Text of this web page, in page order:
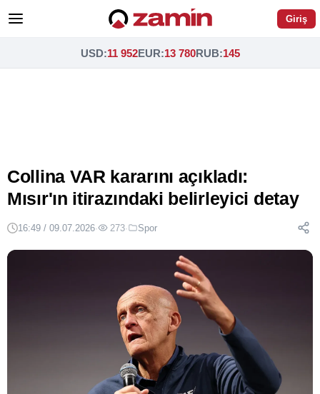
Giriş
USD:11 952EUR:13 780RUB:145
Collina VAR kararını açıkladı:
Mısır'ın itirazındaki belirleyici detay
16:49 / 09.07.2026· 273· Spor